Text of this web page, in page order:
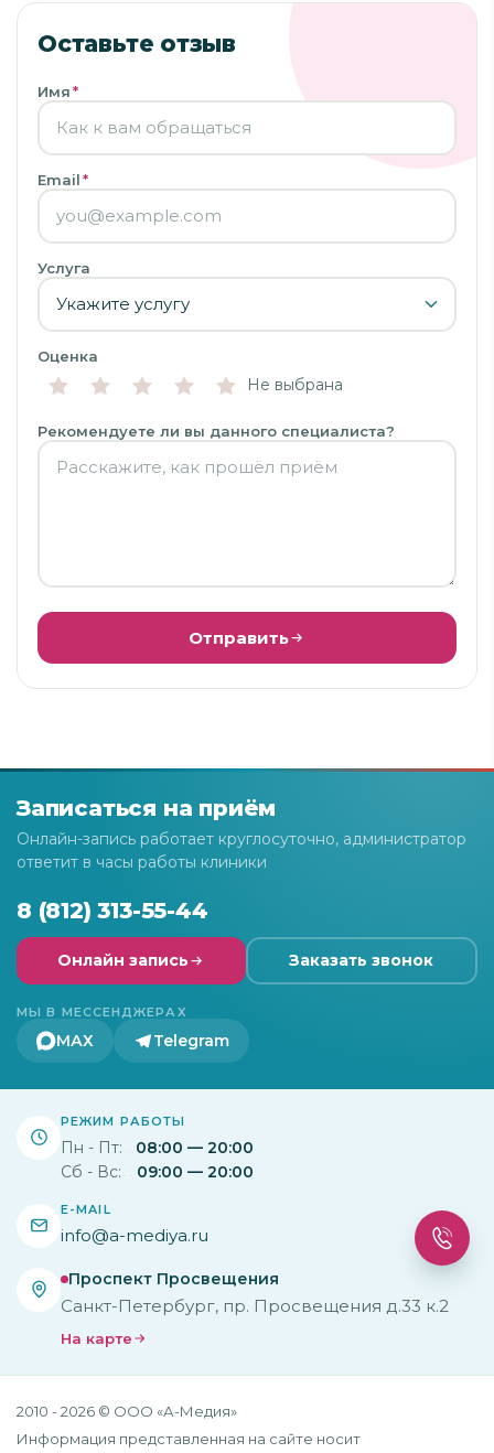
Оставьте отзыв
Имя*
Email*
Услуга
Оценка
Не выбрана
Рекомендуете ли вы данного специалиста?
Отправить
Записаться на приём
Онлайн-запись работает круглосуточно, администратор
ответит в часы работы клиники
8 (812) 313-55-44
Онлайн запись Заказать звонок
МЫ В МЕССЕНДЖЕРАХ
МАХ Telegram
РЕЖИМ РАБОТЫ
Пн - Пт:
08:00 — 20:00
Сб - Вс:
09:00 — 20:00
E-MAIL
info@a-mediya.ru
Проспект Просвещения
Санкт-Петербург, пр. Просвещения д.33 к.2
На карте
2010 - 2026 © ООО «А-Медия»
Информация представленная на сайте носит